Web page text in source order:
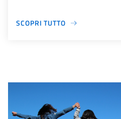
SCOPRI TUTTO